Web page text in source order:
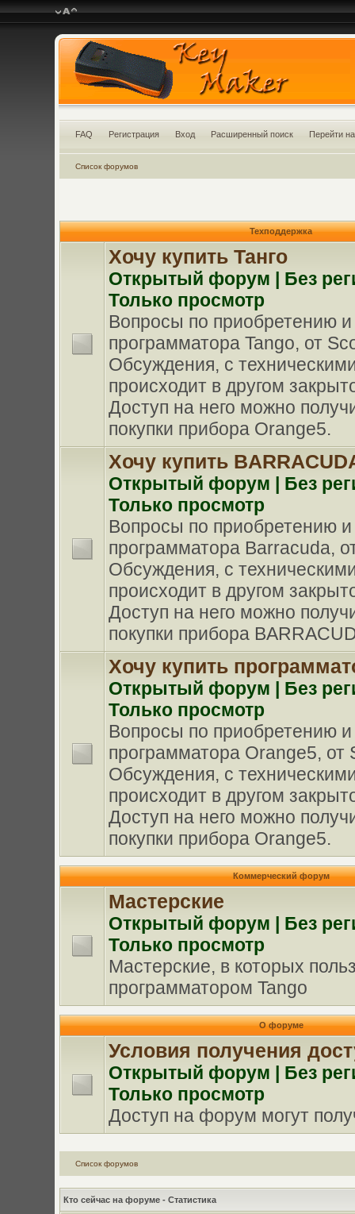
FAQ Регистрация Вход Расширенный поиск Перейти
Список форумов
Техподдержка
Хочу купить Танго
Oткрытый форум | Без
Только просмотр
Вопросы по приобретению
программатора Tango, от
Обсуждения, с
происходит в другом
Доступ на него можно
покупки прибора Orange5.
Хочу купить
Oткрытый форум | Без
Только просмотр
Вопросы по приобретению
программатора Barracuda,
Обсуждения, с
происходит в другом
Доступ на него можно
покупки прибора
Хочу купить
Oткрытый форум | Без
Только просмотр
Вопросы по приобретению
программатора Orange5, от
Обсуждения, с
происходит в другом
Доступ на него можно
покупки прибора Orange5.
Коммерческий форум
Мастерские
Oткрытый форум | Без
Только просмотр
Мастерские, в которых
программатором Tango
О форуме
Условия получения
Oткрытый форум | Без
Только просмотр
Доступ на форум могут
Список форумов
Кто сейчас на форуме - Статистика